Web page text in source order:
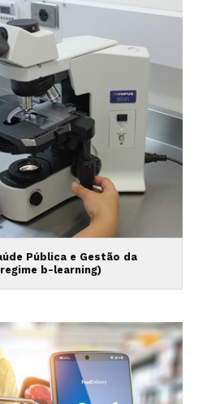
Pública e Gestão da
b-learning)